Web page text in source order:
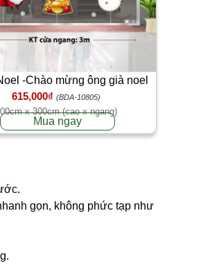
-Chào mừng ông già noel
tới
615,000₫ (BDA-10805)
x 300cm (cao x ngang)
Mua ngay
gọn, không phức tạp như